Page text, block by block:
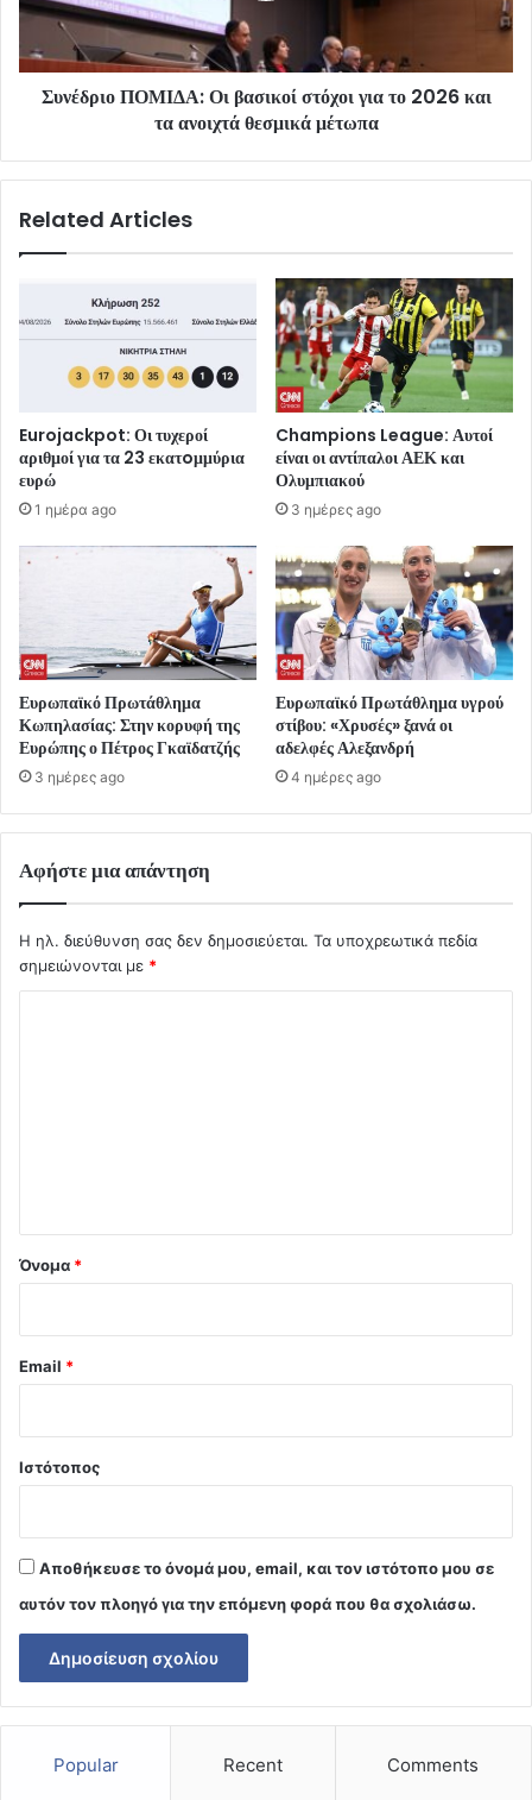
Συνέδριο ΠΟΜΙΔΑ: Οι βασικοί στόχοι για το 2026 και
τα ανοιχτά θεσμικά μέτωπα
Related Articles
Eurojackpot: Οι τυχεροί
αριθμοί για τα 23 εκατoμμύρια
ευρώ
1 ημέρα ago
Champions League: Αυτοί
είναι οι αντίπαλοι ΑΕΚ και
Ολυμπιακού
3 ημέρες ago
Ευρωπαϊκό Πρωτάθλημα
Κωπηλασίας: Στην κορυφή της
Ευρώπης ο Πέτρος Γκαϊδατζής
3 ημέρες ago
Ευρωπαϊκό Πρωτάθλημα υγρού
στίβου: «Χρυσές» ξανά οι
αδελφές Αλεξανδρή
4 ημέρες ago
Αφήστε μια απάντηση
Η ηλ. διεύθυνση σας δεν δημοσιεύεται. Τα υποχρεωτικά πεδία
σημειώνονται με *
Όνομα *
Email *
Ιστότοπος
Αποθήκευσε το όνομά μου, email, και τον ιστότοπο μου σε
αυτόν τον πλοηγό για την επόμενη φορά που θα σχολιάσω.
Popular Recent Comments